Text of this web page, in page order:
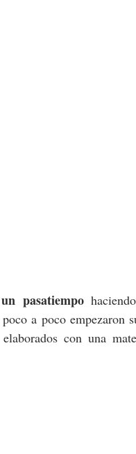
pasatiempo
a poco empezaron
con una